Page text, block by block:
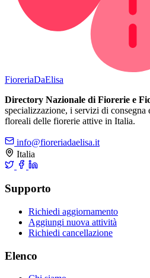
FioreriaDaElisa
Directory Nazionale di Fiorerie e
specializzazione, i servizi di
floreali delle fiorerie attive in Italia.
info@fioreriadaelisa.it
Italia
Supporto
Richiedi aggiornamento
Aggiungi nuova attività
Richiedi cancellazione
Elenco